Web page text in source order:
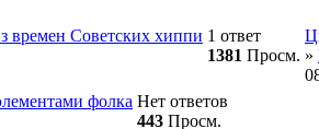
времен Советских хиппи 1 ответ
1381 Просм. »
фолка Нет ответов
443 Просм.